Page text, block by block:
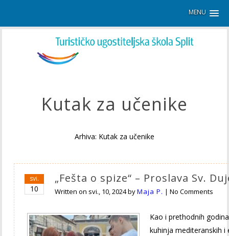
MENU
Kutak za učenike
Arhiva: Kutak za učenike
svi.
10
„Fešta o spize“ – Proslava Sv.
Written on svi., 10, 2024byMaja P. |No Comments
Kao i prethodnih
kuhinja mediteranskih i